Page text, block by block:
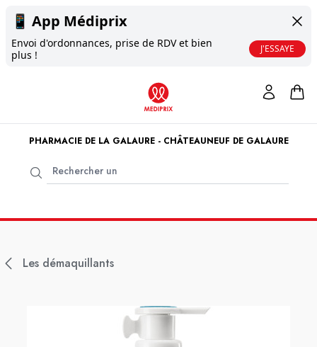
📱 App Médiprix
Envoi d'ordonnances, prise de RDV et bien
plus !
J'ESSAYE
PHARMACIE DE LA GALAURE - CHÂTEAUNEUF DE GALAURE
Les démaquillants